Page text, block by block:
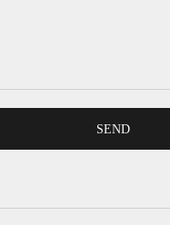
SEND